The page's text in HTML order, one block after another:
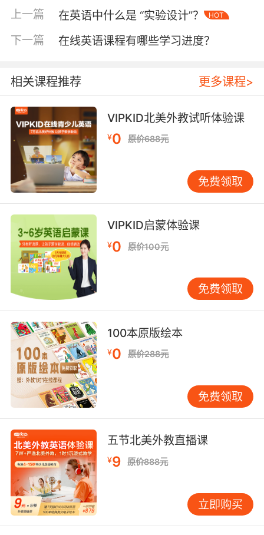
有针对性地学习相关词汇。而且，实验室还可以
提供词汇拓展的课程和活动，帮助学习者了解词
汇的用法和文化背景，使词汇学习更加生动有
二、文化深度感知
英语实验室不仅是语言学习的场所，更是了解英
语国家文化的窗口。一方面，学习者可以通过阅
读英文原版书籍、观看英语电影和纪录片等方
式，深入了解英语国家的历史、地理、风俗习惯
等。例如，阅读英国文学经典作品，能够让学习
者感受到英国传统文化的魅力；观看美国电影，
文化体验能够帮助学习者更好地理解英语语言背
后的文化内涵，提高跨文化交际的能力。
另一方面，英语实验室还会举办各种文化主题活
动，如英语角、文化讲座、节日庆典等。在这些
活动中，学习者可以与外教和其他学习者进行面
对面的交流，分享彼此的文化体验。通过参与这
文化氛围，增强对英语文化的认同感和归属感。
三、科技助力创新
随着科技的不断发展，英语实验室也为学习者提
供了先进的科技学习工具。例如，虚拟现实
（VR）和增强现实（AR）技术在英语学习中的应
用越来越广泛。通过VR技术，学习者可以身临其
境地体验英语国家的生活场景，如在虚拟的英国
街头与当地人交流，或者在美国的商场购物等。
这种沉浸式的学习体验能够让学习者更加自然地
运用英语进行交流，提高口语表达能力。
此外，人工智能技术也为英语学习带来了新的机
上一篇 在英语中什么是 “实验设计”？ HOT
下一篇 在线英语课程有哪些学习进度？
相关课程推荐 更多课程>
VIPKID北美外教试听体验课
¥0 原价688元
免费领取
VIPKID启蒙体验课
¥0 原价100元
免费领取
100本原版绘本
¥0 原价288元
免费领取
五节北美外教直播课
¥9 原价888元
立即购买